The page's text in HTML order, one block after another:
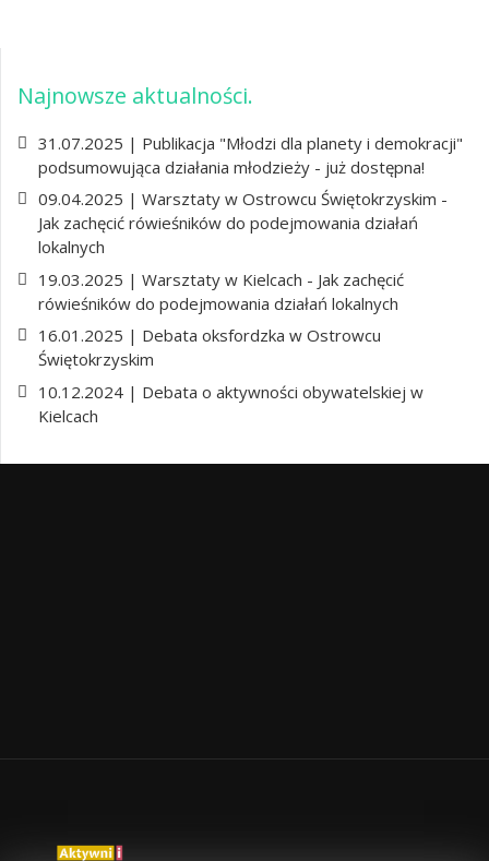
Najnowsze aktualności
31.07.2025 | Publikacja "Młodzi dla planety i demokracji"
podsumowująca działania młodzieży - już dostępna!
09.04.2025 | Warsztaty w Ostrowcu Świętokrzyskim -
Jak zachęcić rówieśników do podejmowania działań
lokalnych
19.03.2025 | Warsztaty w Kielcach - Jak zachęcić
rówieśników do podejmowania działań lokalnych
16.01.2025 | Debata oksfordzka w Ostrowcu
Świętokrzyskim
10.12.2024 | Debata o aktywności obywatelskiej w
Kielcach